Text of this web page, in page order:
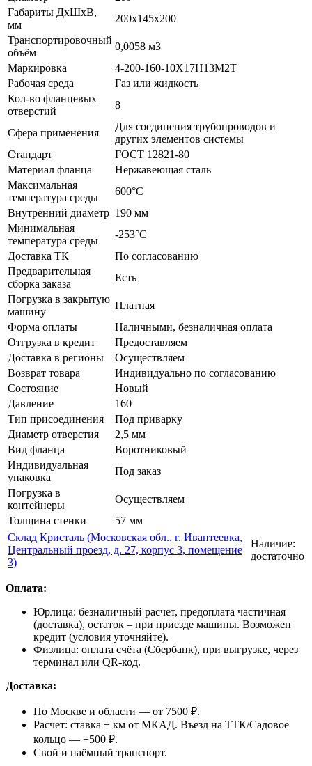
Габариты ДхШхВ,
мм
200х145х200
Транспортировочный
объём
0,0058 м3
Маркировка
4-200-160-10Х17Н13М2Т
Рабочая среда
Газ или жидкость
Кол-во фланцевых
отверстий
8
Сфера применения
Для соединения трубопроводов и
других элементов системы
Стандарт
ГОСТ 12821-80
Материал фланца
Нержавеющая сталь
Максимальная
температура среды
600°С
Внутренний диаметр 190 мм
Минимальная
температура среды
-253°С
Доставка ТК
По согласованию
Предварительная
сборка заказа
Есть
Погрузка в закрытую
машину
Платная
Форма оплаты
Наличными, безналичная оплата
Отгрузка в кредит
Предоставляем
Доставка в регионы
Осуществляем
Возврат товара
Индивидуально по согласованию
Состояние
Новый
Давление
160
Тип присоединения
Под приварку
Диаметр отверстия
2,5 мм
Вид фланца
Воротниковый
Индивидуальная
упаковка
Под заказ
Погрузка в
контейнеры
Осуществляем
Толщина стенки
57 мм
Склад Кристаль (Московская обл., г. Ивантеевка,
Центральный проезд, д. 27, корпус 3, помещение
3)
Наличие:
достаточно
Оплата:
Юрлица: безналичный расчет, предоплата частичная
(доставка), остаток – при приезде машины. Возможен
кредит (условия уточняйте).
Физлица: оплата счёта (Сбербанк), при выгрузке, через
терминал или QR-код.
Доставка:
По Москве и области — от 7500 ₽.
Расчет: ставка + км от МКАД. Въезд на ТТК/Садовое
кольцо — +500 ₽.
Свой и наёмный транспорт.